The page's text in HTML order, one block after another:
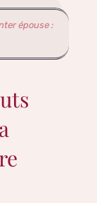
épouse :